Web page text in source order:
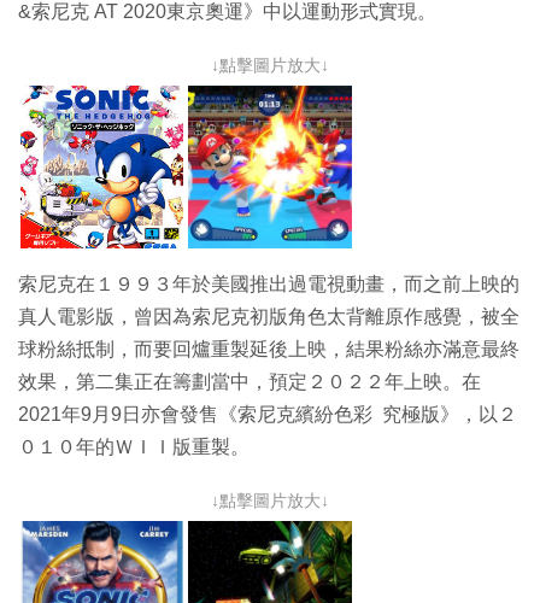
&索尼克 AT 2020東京奧運》中以運動形式實現。
↓點擊圖片放大↓
索尼克在１９９３年於美國推出過電視動畫，而之前上映的
真人電影版，曾因為索尼克初版角色太背離原作感覺，被全
球粉絲抵制，而要回爐重製延後上映，結果粉絲亦滿意最終
效果，第二集正在籌劃當中，預定２０２２年上映。在
2021年9月9日亦會發售《索尼克繽紛色彩 究極版》，以２
０１０年的ＷＩＩ版重製。
↓點擊圖片放大↓